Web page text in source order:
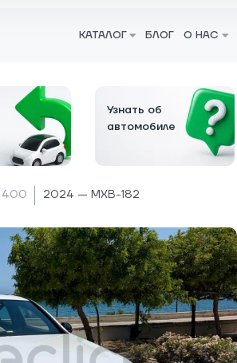
КАТАЛОГ БЛОГ О НАС
Узнать об
автомобиле
400 2024 — MXB-182